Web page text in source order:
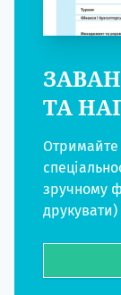
ТА
Отримайте
зручному
друкувати)